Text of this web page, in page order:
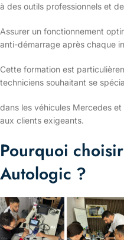
à des outils professionnels et
Assurer un fonctionnement
anti-démarrage après chaque
Cette formation est
techniciens souhaitant se
dans les véhicules Mercedes
aux clients exigeants.
Pourquoi
Autologic ?